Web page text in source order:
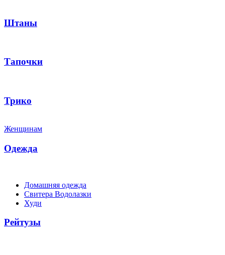
Штаны
Тапочки
Трико
Женщинам
Одежда
Домашняя одежда
Свитера Водолазки
Худи
Рейтузы